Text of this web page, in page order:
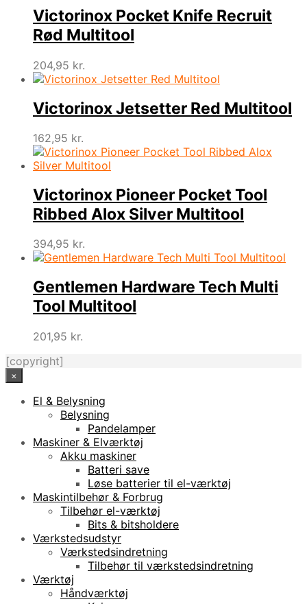
Victorinox Pocket Knife Recruit
Rød Multitool
204,95 kr.
Victorinox Jetsetter Red Multitool
162,95 kr.
Victorinox Pioneer Pocket Tool
Ribbed Alox Silver Multitool
394,95 kr.
Gentlemen Hardware Tech Multi
Tool Multitool
201,95 kr.
[copyright]
×
El & Belysning
Belysning
Pandelamper
Maskiner & Elværktøj
Akku maskiner
Batteri save
Løse batterier til el-værktøj
Maskintilbehør & Forbrug
Tilbehør el-værktøj
Bits & bitsholdere
Værkstedsudstyr
Værkstedsindretning
Tilbehør til værkstedsindretning
Værktøj
Håndværktøj